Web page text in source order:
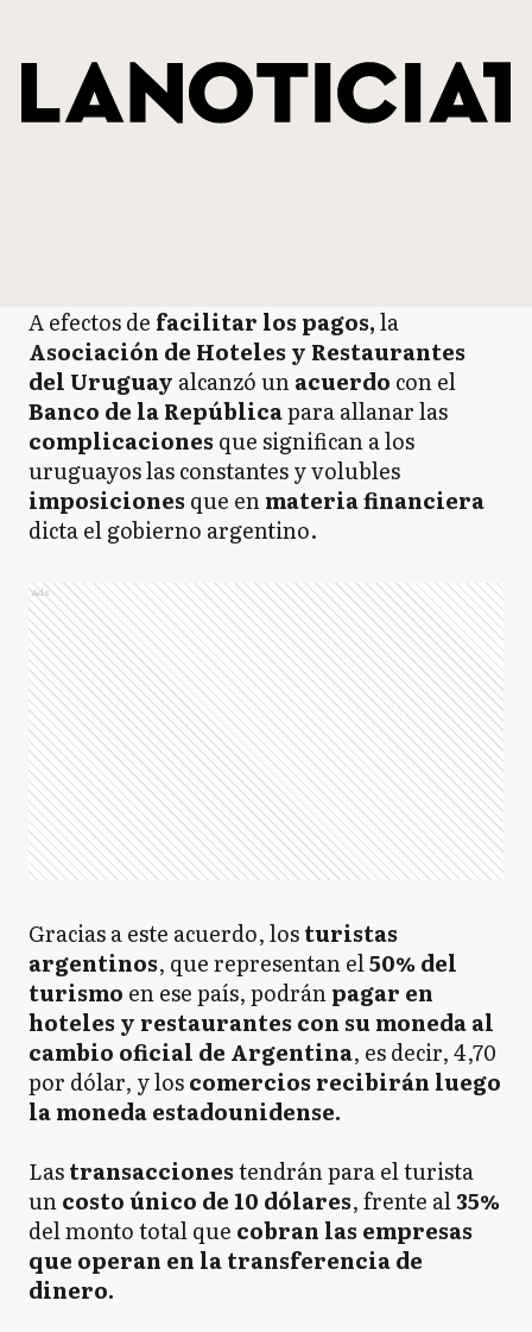
A efectos de facilitar los pagos,la
Asociación de Hoteles y Restaurantes
del Uruguay alcanzó unacuerdo con el
Banco de la Repúblicapara allanar las
complicaciones que significan a los
uruguayos las constantes y volubles
imposiciones que enmateria financiera
dicta el gobierno argentino.
Ads
Gracias a este acuerdo, losturistas
argentinos, que representan el50% del
turismo en ese país, podránpagar en
hoteles y restaurantes con su moneda al
cambio oficial de Argentina, es decir, 4,70
por dólar, y loscomercios recibirán luego
la moneda estadounidense.
Lastransaccionestendrán para el turista
uncosto único de 10 dólares, frente al35%
del monto total que cobran las empresas
que operan en la transferencia de
dinero.